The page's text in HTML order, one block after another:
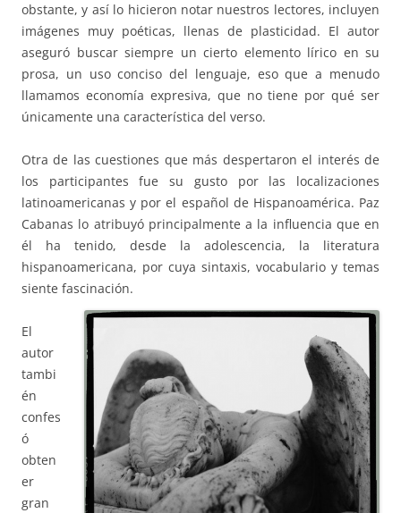
obstante, y así lo hicieron notar nuestros lectores, incluyen
imágenes muy poéticas, llenas de plasticidad. El autor
aseguró buscar siempre un cierto elemento lírico en su
prosa, un uso conciso del lenguaje, eso que a menudo
llamamos economía expresiva, que no tiene por qué ser
únicamente una característica del verso.
Otra de las cuestiones que más despertaron el interés de
los participantes fue su gusto por las localizaciones
latinoamericanas y por el español de Hispanoamérica. Paz
Cabanas lo atribuyó principalmente a la influencia que en
él ha tenido, desde la adolescencia, la literatura
hispanoamericana, por cuya sintaxis, vocabulario y temas
siente fascinación.
El
autor
tambi
én
confes
ó
obten
er
gran